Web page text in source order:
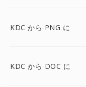
KDC から PNG に
KDC から DOC に